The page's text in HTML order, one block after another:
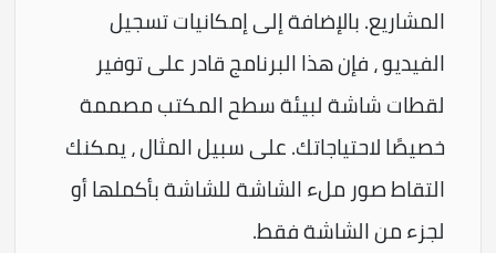
المشاريع. بالإضافة إلى إمكانيات تسجيل
الفيديو ، فإن هذا البرنامج قادر على توفير
لقطات شاشة لبيئة سطح المكتب مصممة
خصيصًا لاحتياجاتك. على سبيل المثال ، يمكنك
التقاط صور ملء الشاشة للشاشة بأكملها أو
لجزء من الشاشة فقط.